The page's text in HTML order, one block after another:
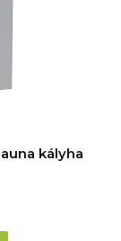
kályha